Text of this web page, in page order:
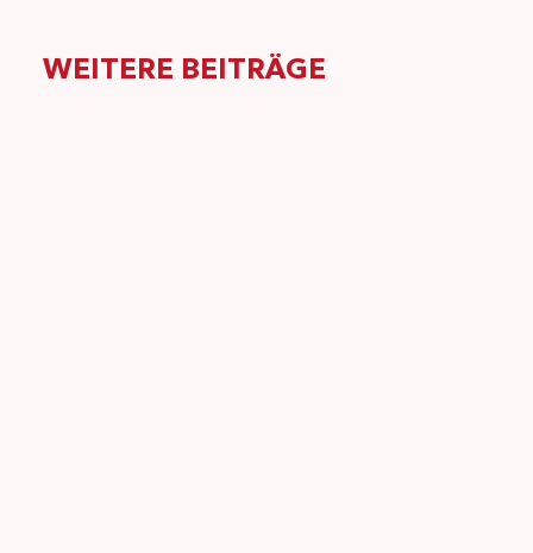
WEITERE BEITRÄGE